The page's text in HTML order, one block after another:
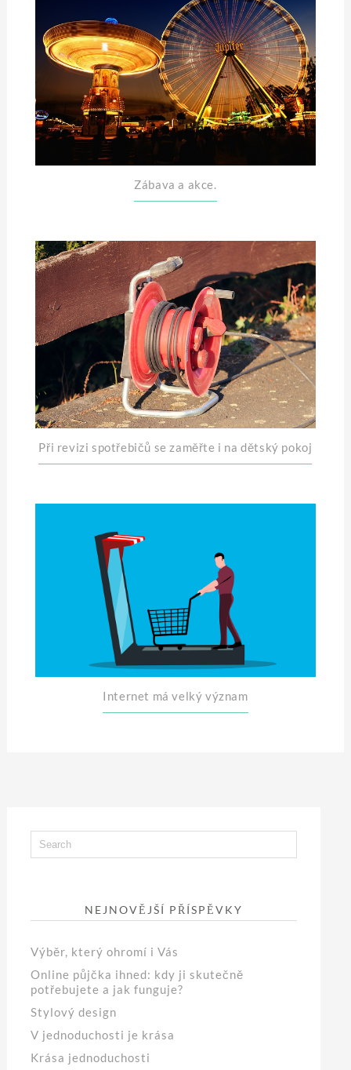
Zábava a akce.
Při revizi spotřebičů se zaměřte i na dětský pokoj
Internet má velký význam
NEJNOVĚJŠÍ PŘÍSPĚVKY
Výběr, který ohromí i Vás
Online půjčka ihned: kdy ji skutečně
potřebujete a jak funguje?
Stylový design
V jednoduchosti je krása
Krása jednoduchosti